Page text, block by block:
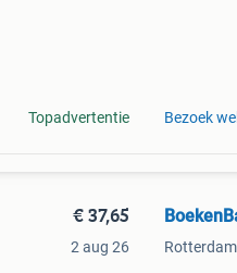
Topadvertentie Bezoek
€ 37,65
2 aug 26 Rotterdam